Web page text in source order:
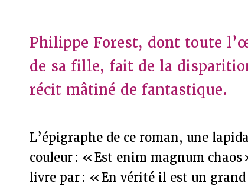
Philippe Forest, dont toute
de sa fille, fait de la
récit mâtiné de fantastique.
L’épigraphe de ce roman, une
couleur : « Est enim magnum
livre par : « En vérité il est un